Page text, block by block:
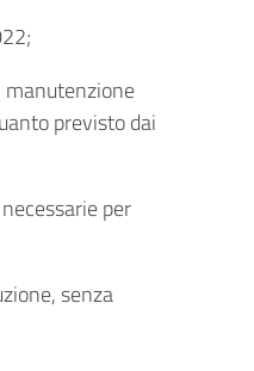
manutenzione
previsto dai
per
senza